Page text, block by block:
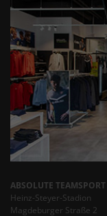
ABSOLUTE
Heinz-Steyer-Stadion
Magdeburger Straße 2